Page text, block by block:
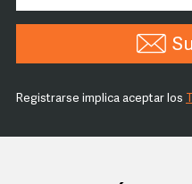
Registrarse implica aceptar los